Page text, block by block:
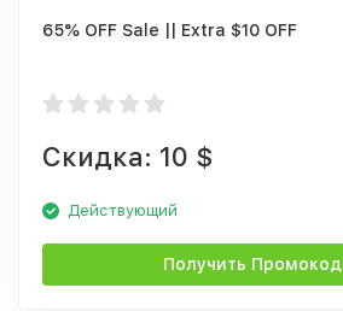
65% OFF Sale || Extra $10 OFF
Скидка: 10 $
Действующий
Получить Промокод